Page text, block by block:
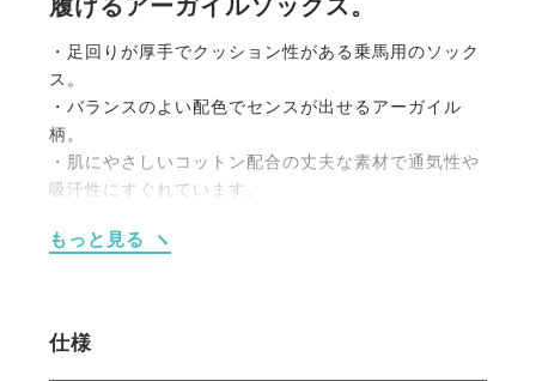
履けるアーガイルソックス。
・足回りが厚手でクッション性がある乗馬用のソック
ス。
・バランスのよい配色でセンスが出せるアーガイル
柄。
・肌にやさしいコットン配合の丈夫な素材で通気性や
吸汗性にすぐれています。
のあるタイプ。
もっと見る
仕様